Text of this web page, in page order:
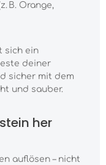
B. Orange,
sich ein
deiner
sicher mit dem
und sauber.
her
auflösen – nicht